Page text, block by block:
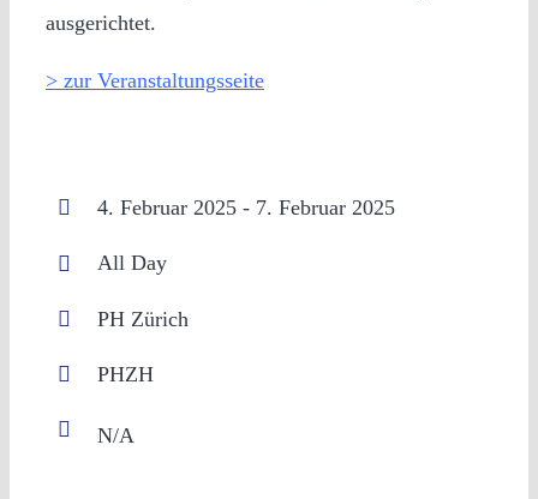
ausgerichtet.
> zur Veranstaltungsseite
4. Februar 2025 - 7. Februar 2025
All Day
PH Zürich
PHZH